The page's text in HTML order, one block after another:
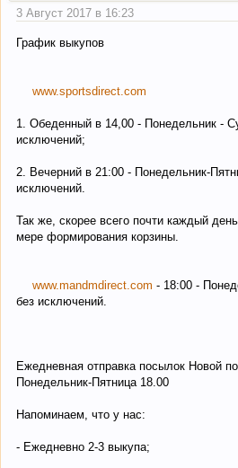
3 Август 2017 в 16:23
График выкупов
www.sportsdirect.com
1. Обеденный в 14,00 - Понедельник -
исключений;
2. Вечерний в 21:00 - Понедельник-
исключений.
Так же, скорее всего почти каждый
мере формирования корзины.
www.mandmdirect.com - 18:00 -
без исключений.
Ежедневная отправка посылок Новой
Понедельник-Пятница 18.00
Напоминаем, что у нас:
- Ежедневно 2-3 выкупа;